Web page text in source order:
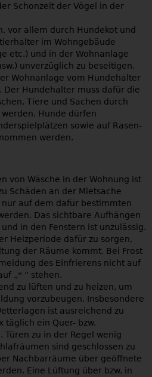
Schonzeit der Vögel in der
vor allem durch Hundekot und
im Wohngebäude
etc.) und in der Wohnanlage
unverzüglich zu beseitigen.
Wohnanlage vom Hundehalter
Hundehalter muss dafür die
Tiere und Sachen durch
Hunde dürfen
sowie auf Rasen-
werden.
von Wäsche in der Wohnung ist
Schäden an der Mietsache
auf dem dafür bestimmten
Das sichtbare Aufhängen
in den Fenstern ist unzulässig.
Heizperiode dafür zu sorgen,
der Räume kommt. Bei Frost
des Einfrierens nicht auf
„* “ stehen.
zu lüften und zu heizen, um
vorzubeugen. Insbesondere
ist ausreichend zu
täglich ein Quer- bzw.
zu in der Regel wenig
sind geschlossen zu
Nachbarräume über geöffnete
Eine Lüftung über bzw. in